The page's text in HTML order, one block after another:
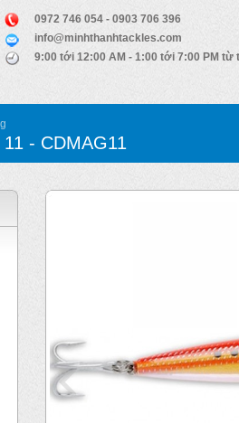
0972 746 054 - 0903 706 396
info@minhthanhtackles.com
9:00 tới 12:00 AM - 1:00 tới 7:00 PM từ
- CDMAG11